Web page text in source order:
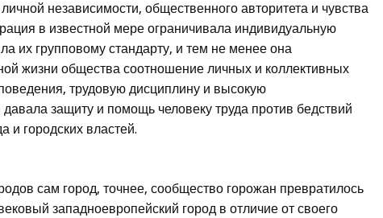
независимости, общественного авторитета и чувства
в известной мере ограничивала индивидуальную
их групповому стандарту, и тем не менее она
жизни общества соотношение личных и коллективных
трудовую дисциплину и высокую
защиту и помощь человеку труда против бедствий
и городских властей.
сам город, точнее, сообщество горожан превратилось
западноевропейский город в отличие от своего